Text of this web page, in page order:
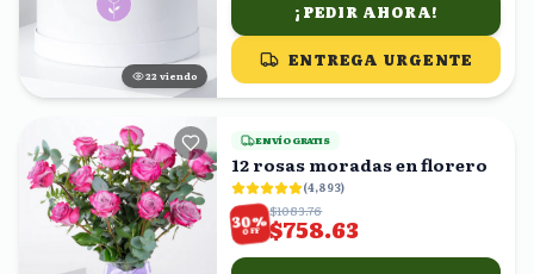
23 viendo
¡PEDIR AHORA!
ENTREGA URGENTE
ENVÍO GRATIS
12 rosas moradas en florero
(4,893)
30%
OFF
$1083.76
$758.63